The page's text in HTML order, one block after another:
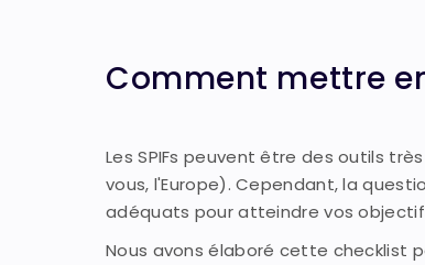
Comment mettre
Les SPIFs peuvent être des outils
vous, l'Europe). Cependant, la
adéquats pour atteindre vos
Nous avons élaboré cette checklist